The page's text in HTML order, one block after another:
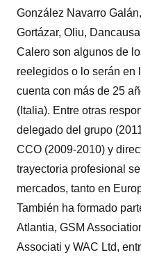
González Navarro
Gortázar, Oliu,
Calero son algunos de
reelegidos o lo serán en
cuenta con más de 25
(Italia). Entre otras
delegado del grupo
CCO (2009-2010) y
trayectoria profesional
mercados, tanto en
También ha formado
Atlantia, GSM
Associati y WAC Ltd,